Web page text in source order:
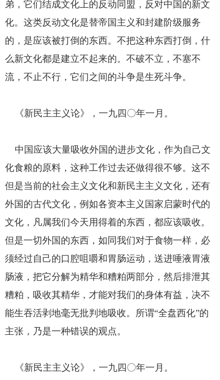
弟，它们结成文化上的反动同盟，反对中国的新文
化。这类反动文化是替帝国主义和封建阶级服务
的，是应该被打倒的东西。不把这种东西打倒，什
么新文化都是建立不起来的。不破不立，不塞不
流，不止不行，它们之间的斗争是生死斗争。
《新民主主义论》，一九四〇年一月。
中国应该大量吸收外国的进步文化，作为自己文
化食粮的原料，这种工作过去还做得很不够。这不
但是当前的社会主义文化和新民主主义文化，还有
外国的古代文化，例如各资本主义国家启蒙时代的
文化，凡属我们今天用得着的东西，都应该吸收。
但是一切外国的东西，如同我们对于食物一样，必
须经过自己的口腔咀嚼和胃肠运动，送进唾液胃液
肠液，把它分解为精华和糟粕两部分，然后排泄其
糟粕，吸收其精华，才能对我们的身体有益，决不
能生吞活剥地毫无批判地吸收。所谓“全盘西化”的
主张，乃是一种错误的观点。
《新民主主义论》，一九四〇年一月。